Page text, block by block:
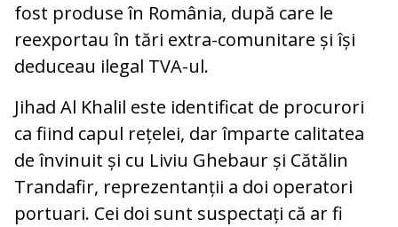
fost produse în România, după care le
reexportau în tări extra-comunitare și își
deduceau ilegal TVA-ul.
Jihad Al Khalil este identificat de procurori
ca fiind capul rețelei, dar împarte calitatea
de învinuit și cu Liviu Ghebaur și Cătălin
Trandafir, reprezentanții a doi operatori
portuari. Cei doi sunt suspectați că ar fi